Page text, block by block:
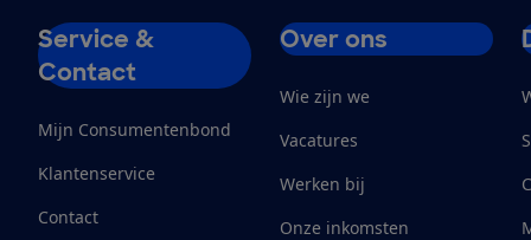
Service &
Contact
Mijn Consumentenbond
Klantenservice
Contact
Over ons
Wie zijn we
Vacatures
Werken bij
Onze inkomsten